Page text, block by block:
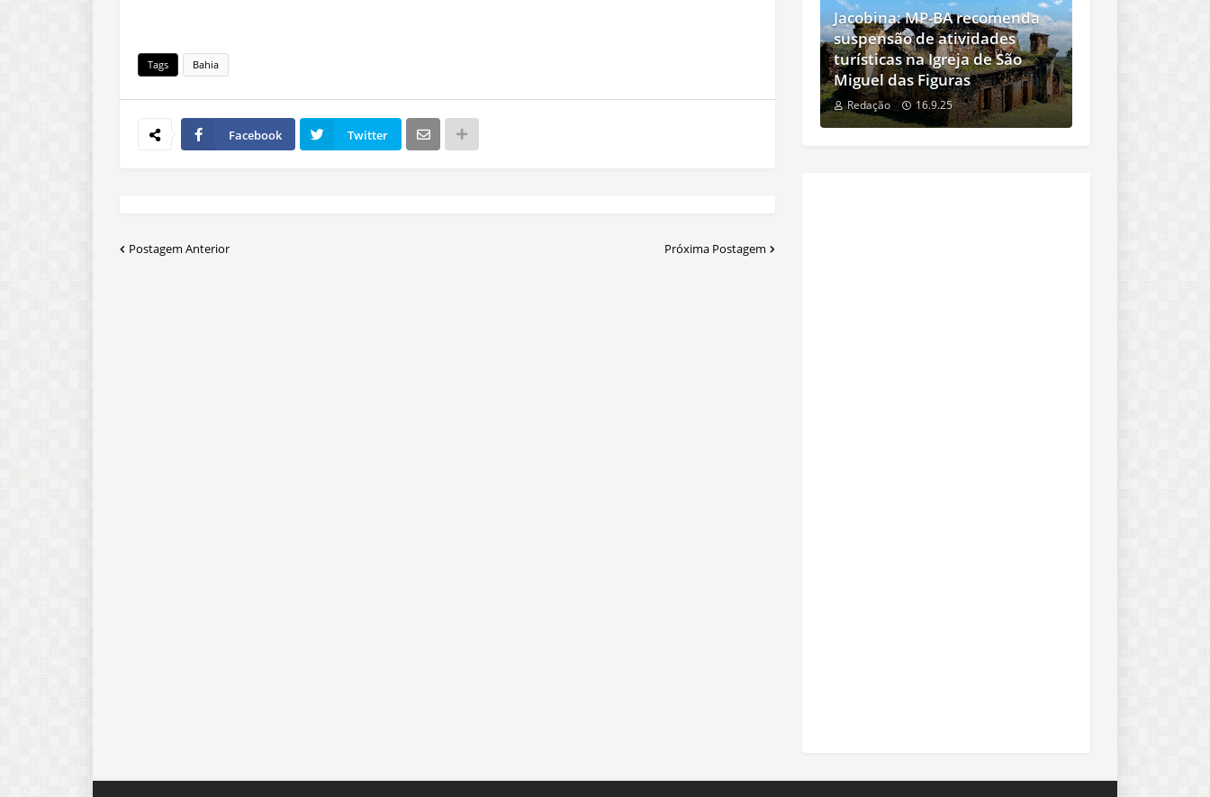
Tags Bahia
Facebook Twitter
Postagem Anterior Próxima Postagem
Jacobina: MP-BA recomenda
suspensão de atividades
turísticas na Igreja de São
Miguel das Figuras
Redação 16.9.25